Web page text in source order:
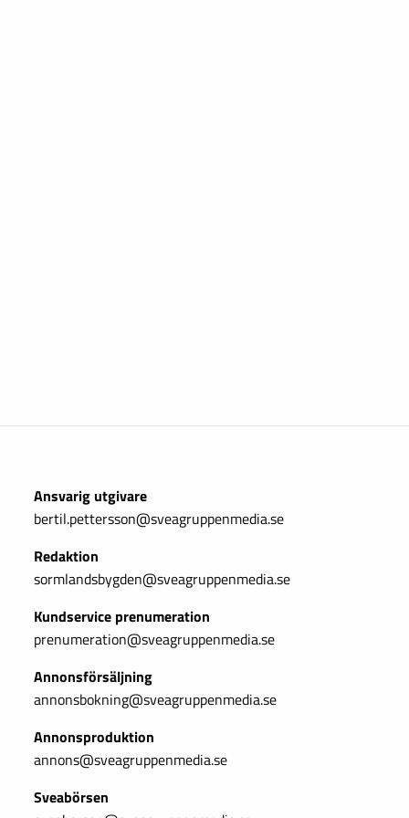
Ansvarig utgivare
bertil.pettersson@sveagruppenmedia.se
Redaktion
sormlandsbygden@sveagruppenmedia.se
Kundservice prenumeration
prenumeration@sveagruppenmedia.se
Annonsförsäljning
annonsbokning@sveagruppenmedia.se
Annonsproduktion
annons@sveagruppenmedia.se
Sveabörsen